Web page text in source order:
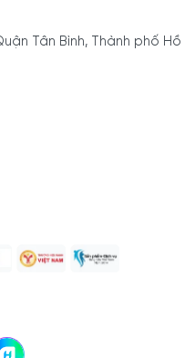
Tân Bình, Thành phố Hồ